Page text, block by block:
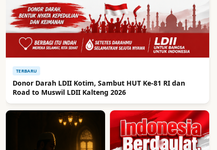
TERBARU
Donor Darah LDII Kotim, Sambut HUT Ke-81 RI dan
Road to Muswil LDII Kalteng 2026